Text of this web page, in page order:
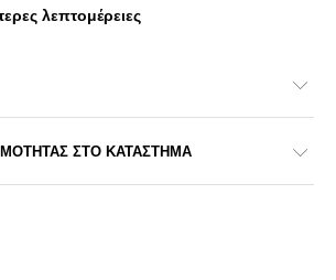
λεπτομέρειες
ΣΤΟ ΚΑΤΑΣΤΗΜΑ